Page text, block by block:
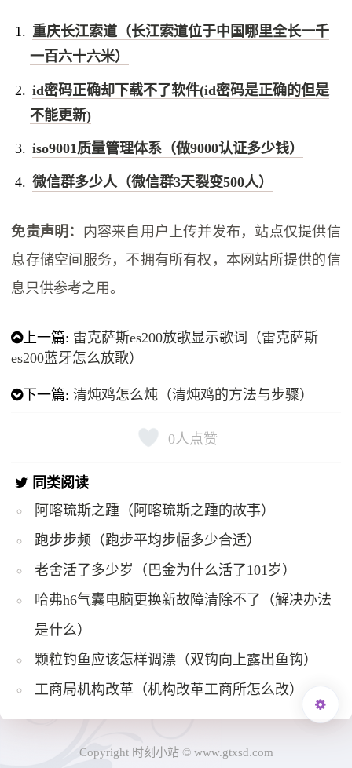
重庆长江索道（长江索道位于中国哪里全长一千
一百六十六米）
id密码正确却下载不了软件(id密码是正确的但是
不能更新)
iso9001质量管理体系（做9000认证多少钱）
微信群多少人（微信群3天裂变500人）
免责声明： 内容来自用户上传并发布，站点仅提供信
息存储空间服务，不拥有所有权，本网站所提供的信
息只供参考之用。
上一篇: 雷克萨斯es200放歌显示歌词（雷克萨斯
es200蓝牙怎么放歌）
下一篇:清炖鸡怎么炖（清炖鸡的方法与步骤）
0人点赞
同类阅读
阿喀琉斯之踵（阿喀琉斯之踵的故事）
跑步步频（跑步平均步幅多少合适）
老舍活了多少岁（巴金为什么活了101岁）
哈弗h6气囊电脑更换新故障清除不了（解决办法
是什么）
颗粒钓鱼应该怎样调漂（双钩向上露出鱼钩）
工商局机构改革（机构改革工商所怎么改）
Copyright 时刻小站 © www.gtxsd.com